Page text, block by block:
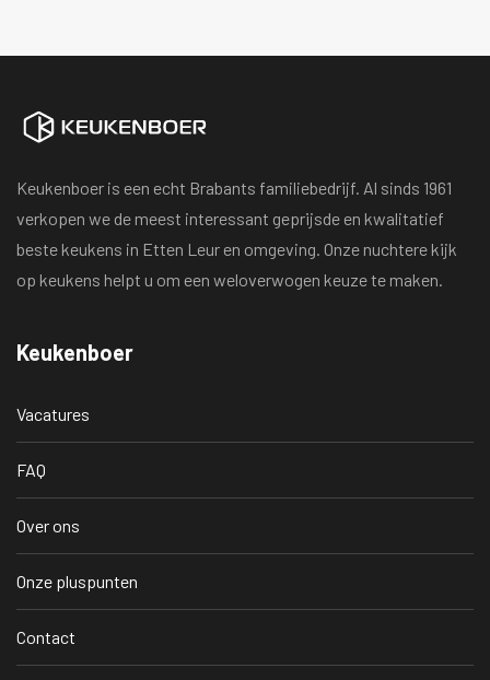
Keukenboer is een echt Brabants familiebedrijf. Al sinds 1961
verkopen we de meest interessant geprijsde en kwalitatief
beste keukens in Etten Leur en omgeving. Onze nuchtere kijk
op keukens helpt u om een weloverwogen keuze te maken.
Keukenboer
Vacatures
FAQ
Over ons
Onze pluspunten
Contact